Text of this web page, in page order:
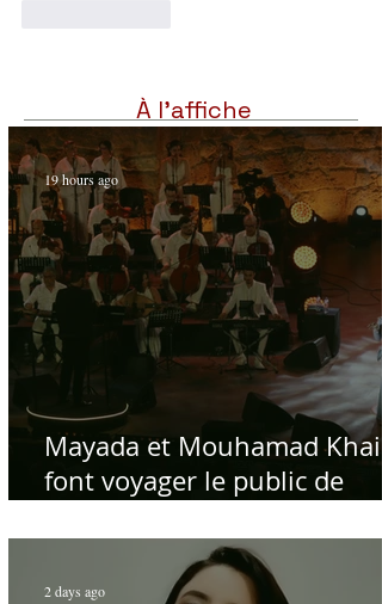
À l'affiche
Mayada et Mouhamad
font voyager le public de
chant et de la musique
d'antan
19 hours ago
2 days ago